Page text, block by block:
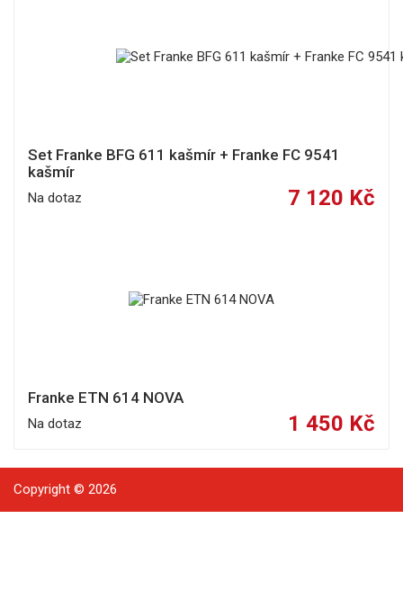
Set Franke BFG 611 kašmír + Franke FC 9541
kašmír
Na dotaz 7 120 Kč
Franke ETN 614 NOVA
Na dotaz 1 450 Kč
Copyright © 2026